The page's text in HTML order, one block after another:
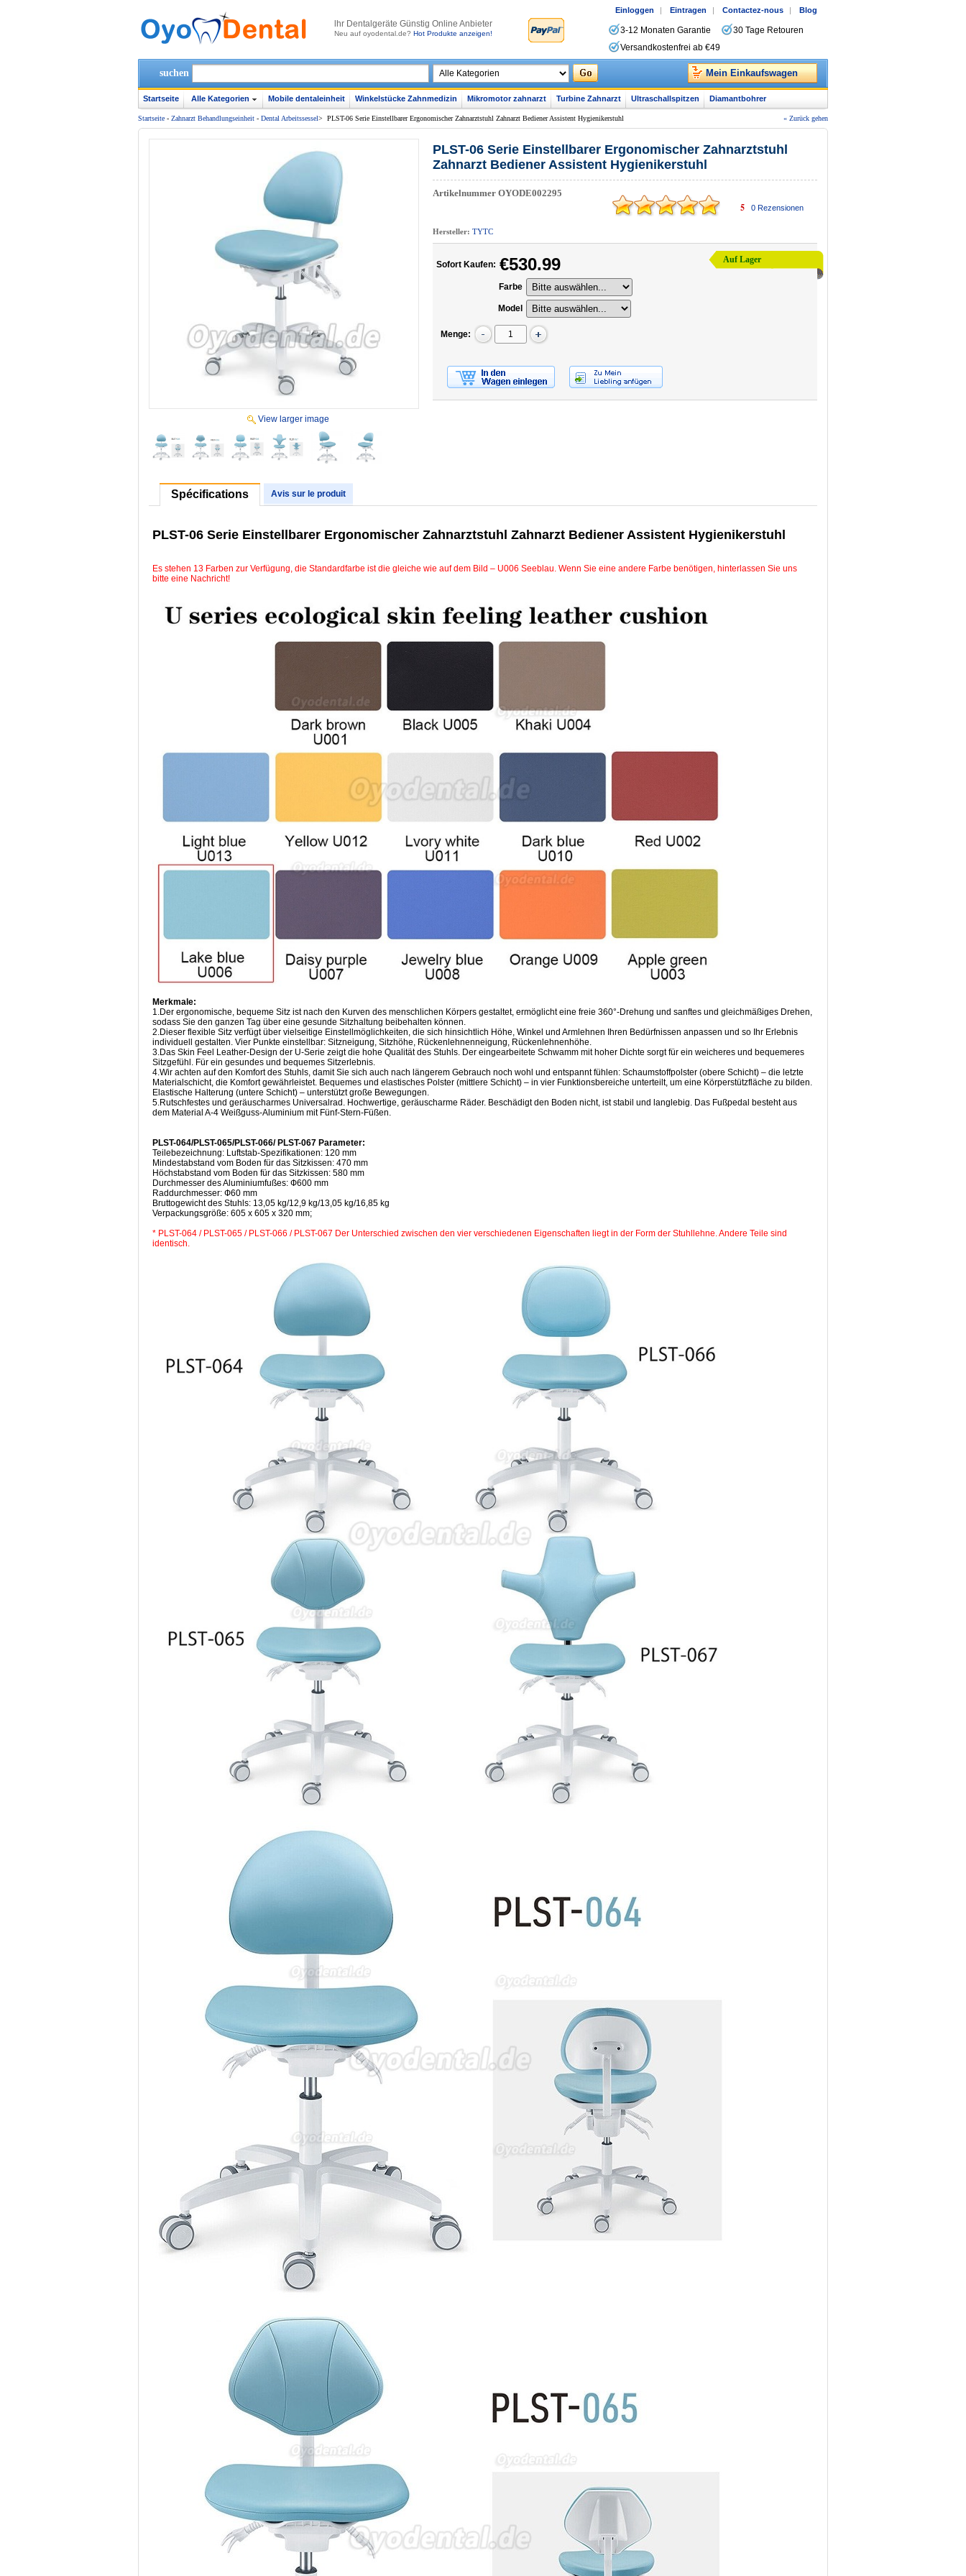
lhr Dentalgeräte Günstig Online Anbieter
Neu auf oyodental.de? Hot Produkte anzeigen!
Einloggen | Eintragen | Contactez-nous | Blog
3-12 Monaten Garantie
30 Tage Retouren
Versandkostenfrei ab €49
suchen Mein Einkaufswagen
Startseite Alle Kategorien Mobile dentaleinheit Winkelstücke Zahnmedizin Mikromotor zahnarzt Turbine Zahnarzt Ultraschallspitzen Diamantbohrer
Startseite - Zahnarzt Behandlungseinheit - Dental Arbeitssessel> PLST-06 Serie Einstellbarer Ergonomischer Zahnarztstuhl Zahnarzt Bediener Assistent Hygienikerstuhl « Zurück gehen
View larger image
PLST-06 Serie Einstellbarer Ergonomischer Zahnarztstuhl
Zahnarzt Bediener Assistent Hygienikerstuhl
Artikelnummer OYODE002295
5 0Rezensionen
Hersteller: TYTC
Auf Lager
Sofort Kaufen: €530.99
Farbe
Model
Menge:
Spécifications Avis sur le produit
PLST-06 Serie Einstellbarer Ergonomischer Zahnarztstuhl Zahnarzt Bediener Assistent Hygienikerstuhl
Es stehen 13 Farben zur Verfügung, die Standardfarbe ist die gleiche wie auf dem Bild – U006 Seeblau. Wenn Sie eine andere Farbe benötigen, hinterlassen Sie uns
bitte eine Nachricht!
Merkmale:
1.Der ergonomische, bequeme Sitz ist nach den Kurven des menschlichen Körpers gestaltet, ermöglicht eine freie 360°-Drehung und sanftes und gleichmäßiges Drehen,
sodass Sie den ganzen Tag über eine gesunde Sitzhaltung beibehalten können.
2.Dieser flexible Sitz verfügt über vielseitige Einstellmöglichkeiten, die sich hinsichtlich Höhe, Winkel und Armlehnen Ihren Bedürfnissen anpassen und so Ihr Erlebnis
individuell gestalten. Vier Punkte einstellbar: Sitzneigung, Sitzhöhe, Rückenlehnenneigung, Rückenlehnenhöhe.
3.Das Skin Feel Leather-Design der U-Serie zeigt die hohe Qualität des Stuhls. Der eingearbeitete Schwamm mit hoher Dichte sorgt für ein weicheres und bequemeres
Sitzgefühl. Für ein gesundes und bequemes Sitzerlebnis.
4.Wir achten auf den Komfort des Stuhls, damit Sie sich auch nach längerem Gebrauch noch wohl und entspannt fühlen: Schaumstoffpolster (obere Schicht) – die letzte
Materialschicht, die Komfort gewährleistet. Bequemes und elastisches Polster (mittlere Schicht) – in vier Funktionsbereiche unterteilt, um eine Körperstützfläche zu bilden.
Elastische Halterung (untere Schicht) – unterstützt große Bewegungen.
5.Rutschfestes und geräuscharmes Universalrad. Hochwertige, geräuscharme Räder. Beschädigt den Boden nicht, ist stabil und langlebig. Das Fußpedal besteht aus
dem Material A-4 Weißguss-Aluminium mit Fünf-Stern-Füßen.
PLST-064/PLST-065/PLST-066/ PLST-067 Parameter:
Teilebezeichnung: Luftstab-Spezifikationen: 120 mm
Mindestabstand vom Boden für das Sitzkissen: 470 mm
Höchstabstand vom Boden für das Sitzkissen: 580 mm
Durchmesser des Aluminiumfußes: Ф600 mm
Raddurchmesser: Ф60 mm
Bruttogewicht des Stuhls: 13,05 kg/12,9 kg/13,05 kg/16,85 kg
Verpackungsgröße: 605 x 605 x 320 mm;
* PLST-064 / PLST-065 / PLST-066 / PLST-067 Der Unterschied zwischen den vier verschiedenen Eigenschaften liegt in der Form der Stuhllehne. Andere Teile sind
identisch.